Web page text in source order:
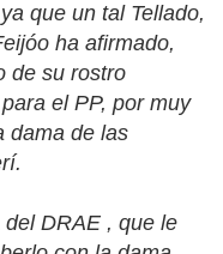
que un tal Tellado,
ha afirmado,
de su rostro
el PP, por muy
dama de las
DRAE , que le